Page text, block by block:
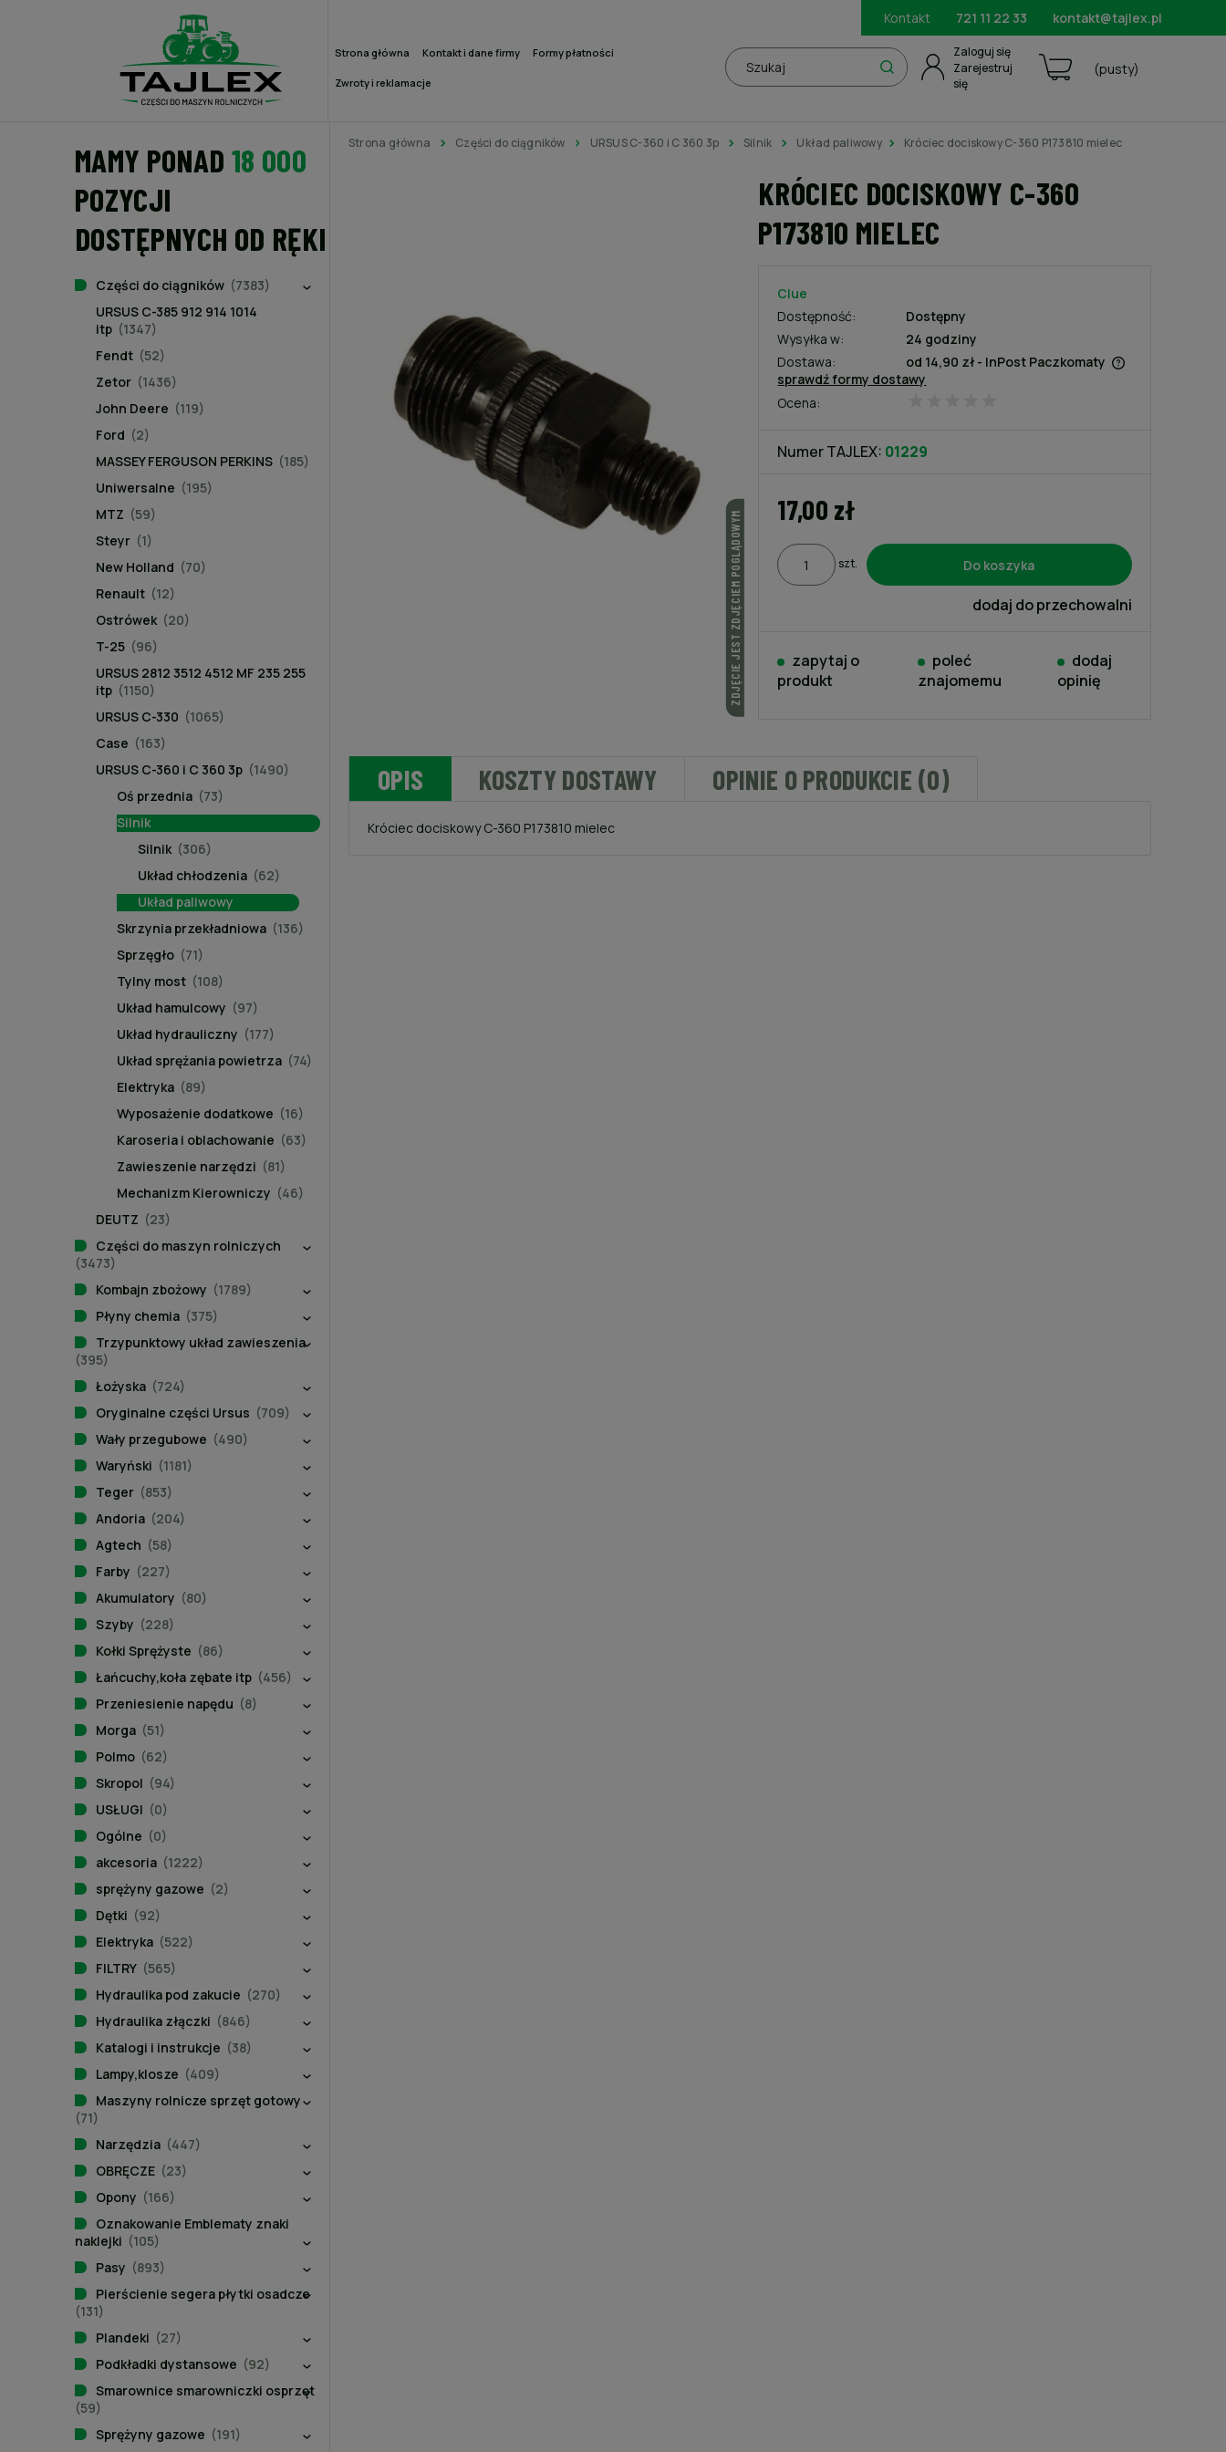
Kontakt 721 11 22 33 kontakt@tajlex.pl
Strona główna Kontakt i dane firmy Formy płatności
Zwroty i reklamacje
(pusty)
Zarejestruj
się
Zaloguj się
MAMY PONAD 18 000
POZYCJI
DOSTĘPNYCH OD RĘKI
Części do ciągników (7383)
URSUS C-385 912 914 1014
itp (1347)
Fendt (52)
Zetor (1436)
John Deere (119)
Ford (2)
MASSEY FERGUSON PERKINS (185)
Uniwersalne (195)
MTZ (59)
Steyr (1)
New Holland (70)
Renault (12)
Ostrówek (20)
T-25 (96)
URSUS 2812 3512 4512 MF 235 255
itp (1150)
URSUS C-330 (1065)
Case (163)
URSUS C-360 i C 360 3p (1490)
Oś przednia (73)
Silnik
Silnik (306)
Układ chłodzenia (62)
Układ paliwowy
Skrzynia przekładniowa (136)
Sprzęgło (71)
Tylny most (108)
Układ hamulcowy (97)
Układ hydrauliczny (177)
Układ sprężania powietrza (74)
Elektryka (89)
Wyposażenie dodatkowe (16)
Karoseria i oblachowanie (63)
Zawieszenie narzędzi (81)
Mechanizm Kierowniczy (46)
DEUTZ (23)
Części do maszyn rolniczych
(3473)
Kombajn zbożowy (1789)
Płyny chemia (375)
Trzypunktowy układ zawieszenia
(395)
Łożyska (724)
Oryginalne części Ursus (709)
Wały przegubowe (490)
Waryński (1181)
Teger (853)
Andoria (204)
Agtech (58)
Farby (227)
Akumulatory (80)
Szyby (228)
Kołki Sprężyste (86)
Łańcuchy,koła zębate itp (456)
Przeniesienie napędu (8)
Morga (51)
Polmo (62)
Skropol (94)
USŁUGI (0)
Ogólne (0)
akcesoria (1222)
sprężyny gazowe (2)
Dętki (92)
Elektryka (522)
FILTRY (565)
Hydraulika pod zakucie (270)
Hydraulika złączki (846)
Katalogi i instrukcje (38)
Lampy,klosze (409)
Maszyny rolnicze sprzęt gotowy
(71)
Narzędzia (447)
OBRĘCZE (23)
Opony (166)
Oznakowanie Emblematy znaki
naklejki (105)
Pasy (893)
Pierścienie segera płytki osadcze
(131)
Plandeki (27)
Podkładki dystansowe (92)
Smarownice smarowniczki osprzęt
(59)
Sprężyny gazowe (191)
Strona główna Części do ciągników URSUS C-360 i C 360 3p Silnik Układ paliwowy Króciec dociskowy C-360 P173810 mielec
KRÓCIEC DOCISKOWY C-360
P173810 MIELEC
ZDJĘCIE JEST ZDJĘCIEM POGLĄDOWYM
Ocena:
Clue
Dostępność:
Dostępny
Wysyłka w:
24 godziny
Dostawa:
od 14,90 zł - InPost Paczkomaty
sprawdź formy dostawy
Numer TAJLEX: 01229
17,00 zł
szt. Do koszyka
dodaj do przechowalni
zapytaj o
produkt
poleć
znajomemu
dodaj
opinię
OPIS KOSZTY DOSTAWY OPINIE O PRODUKCIE (0)
Króciec dociskowy C-360 P173810 mielec